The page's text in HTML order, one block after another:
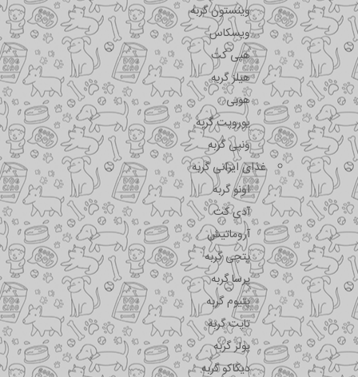
وینستون گربه
ویسکاس
هپی کت
هیلز گربه
هوبی
یوروپت گربه
ونپی گربه
غذای ایرانی گربه
اونو گربه
آدی کت
آروماتیش
پتچی گربه
پرسا گربه
پتیوم گربه
تاپت گربه
پولر گربه
دیکاکو گربه